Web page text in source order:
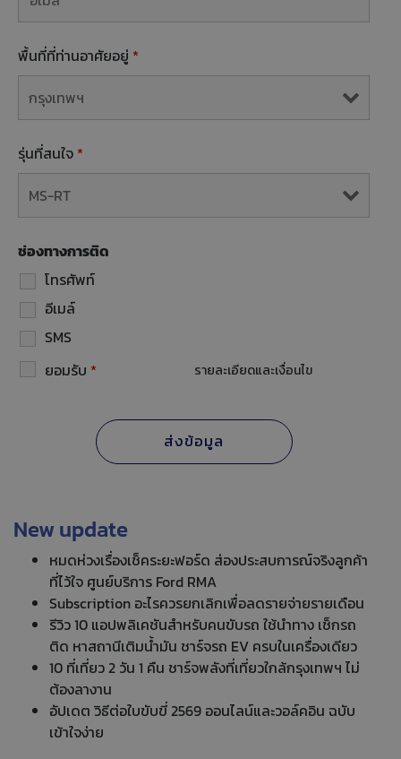
พื้นที่ที่ท่านอาศัยอยู่ *
รุ่นที่สนใจ *
ช่องทางการติด
โทรศัพท์
อีเมล์
SMS
ยอมรับ * รายละเอียดและเงื่อนไข
New update
หมดห่วงเรื่องเช็คระยะฟอร์ด ส่องประสบการณ์จริงลูกค้า
ที่ไว้ใจ ศูนย์บริการ Ford RMA
Subscription อะไรควรยกเลิกเพื่อลดรายจ่ายรายเดือน
รีวิว 10 แอปพลิเคชันสำหรับคนขับรถ ใช้นำทาง เช็กรถ
ติด หาสถานีเติมน้ำมัน ชาร์จรถ EV ครบในเครื่องเดียว
10 ที่เที่ยว 2 วัน 1 คืน ชาร์จพลังที่เที่ยวใกล้กรุงเทพฯ ไม่
ต้องลางาน
อัปเดต วิธีต่อใบขับขี่ 2569 ออนไลน์และวอล์คอิน ฉบับ
เข้าใจง่าย